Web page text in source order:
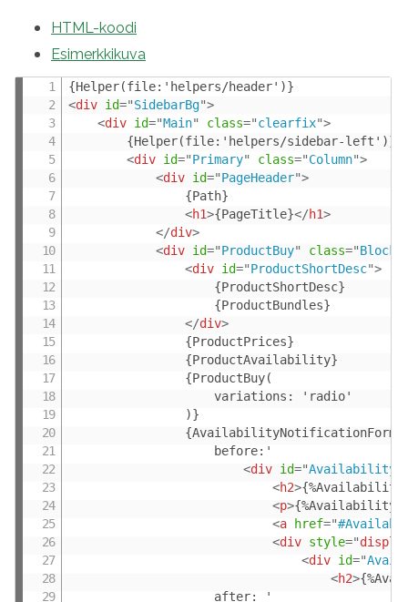
HTML-koodi
Esimerkkikuva
<div id="SidebarBg">
<div id="Main" class="clearfix">
<div id="Primary" class="Column">
<div id="PageHeader">
<h1>{PageTitle}</h1>
</div>
<div id="ProductBuy" class="
<div id="ProductShortDesc">
</div>
					variations: 'radio'
<div id="
<h2>
<p>
<a href="
<div style="
<div id="
<h2>